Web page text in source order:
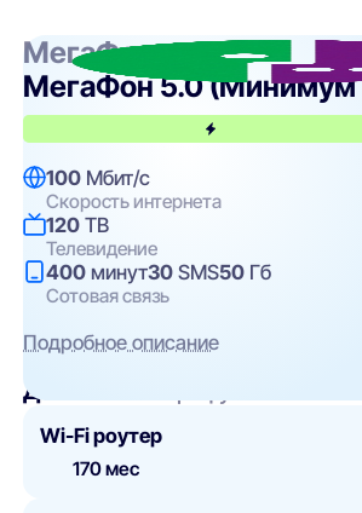
МегаФон
МегаФон 5.0 (Минимум
100 Мбит/с
Скорость интернета
120 ТВ
Телевидение
400 минут30 SMS50 Гб
Сотовая связь
Подробное описание
Добавить
Wi-Fi роутер
170 мес